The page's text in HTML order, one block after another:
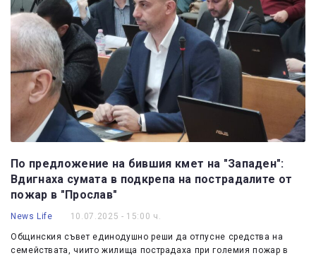
По предложение на бившия кмет на "Западен":
Вдигнаха сумата в подкрепа на пострадалите от
пожар в "Прослав"
News Life 10.07.2025 - 15:00 ч.
Общинския съвет единодушно реши да отпусне средства на
семействата, чиито жилища пострадаха при големия пожар в